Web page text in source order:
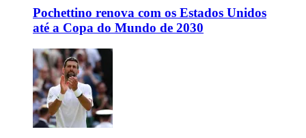
Pochettino renova com os Estados Unidos
até a Copa do Mundo de 2030